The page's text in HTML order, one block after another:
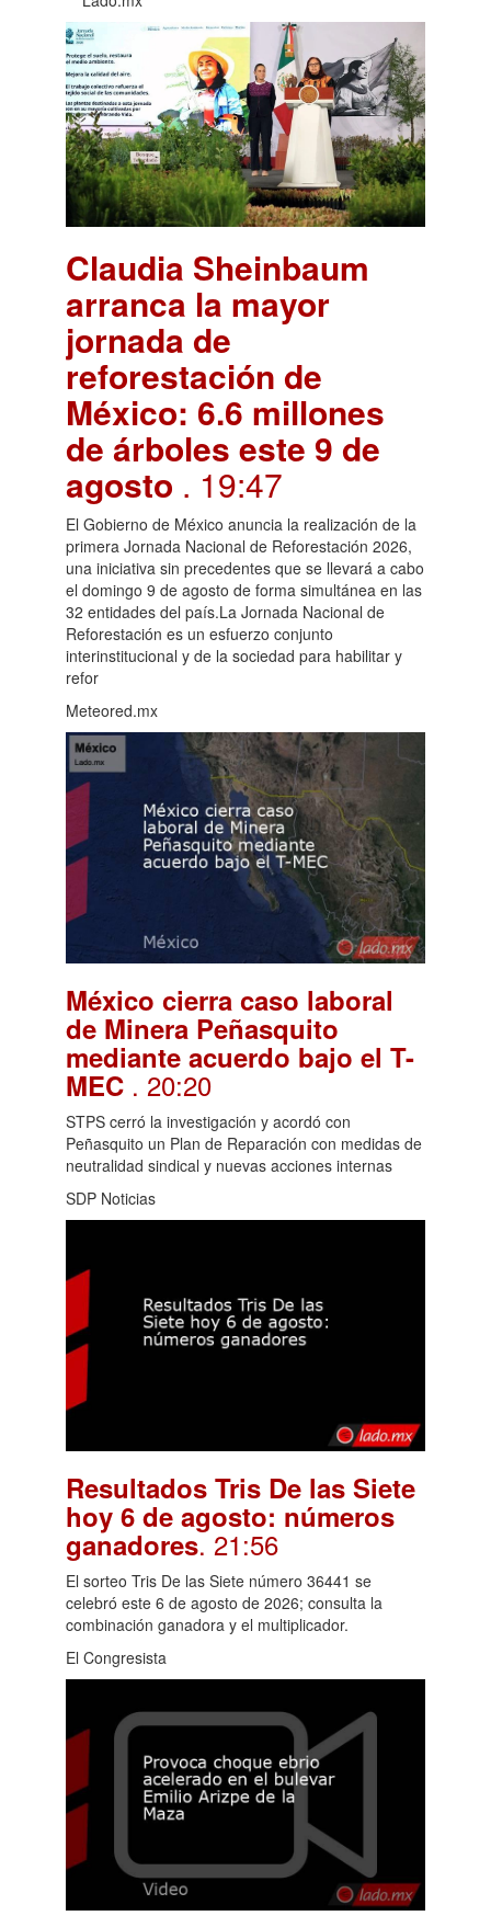
Claudia Sheinbaum
arranca la mayor
jornada de
reforestación de
México: 6.6 millones
de árboles este 9 de
agosto . 19:47
El Gobierno de México anuncia la realización de la
primera Jornada Nacional de Reforestación 2026,
una iniciativa sin precedentes que se llevará a cabo
el domingo 9 de agosto de forma simultánea en las
32 entidades del país.La Jornada Nacional de
Reforestación es un esfuerzo conjunto
interinstitucional y de la sociedad para habilitar y
refor
Meteored.mx
México cierra caso laboral
de Minera Peñasquito
mediante acuerdo bajo el T-
MEC . 20:20
STPS cerró la investigación y acordó con
Peñasquito un Plan de Reparación con medidas de
neutralidad sindical y nuevas acciones internas
SDP Noticias
Resultados Tris De las Siete
hoy 6 de agosto: números
ganadores. 21:56
El sorteo Tris De las Siete número 36441 se
celebró este 6 de agosto de 2026; consulta la
combinación ganadora y el multiplicador.
El Congresista